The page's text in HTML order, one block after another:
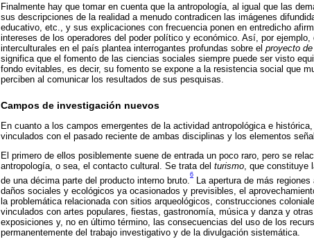
Finalmente hay que tomar en cuenta que la antropología, al igual que las
sus descripciones de la realidad a menudo contradicen las imágenes
educativo, etc., y sus explicaciones con frecuencia ponen en entredicho
intereses de los operadores del poder político y económico. Así, por
interculturales en el país plantea interrogantes profundas sobre el proyecto
significa que el fomento de las ciencias sociales siempre puede ser visto
fondo evitables, es decir, su fomento se expone a la resistencia social que
perciben al comunicar los resultados de sus pesquisas.
Campos de investigación nuevos
En cuanto a los campos emergentes de la actividad antropológica e
vinculados con el pasado reciente de ambas disciplinas y los elementos
El primero de ellos posiblemente suene de entrada un poco raro, pero se
antropología, o sea, el contacto cultural. Se trata del turismo, que constituye
de una décima parte del producto interno bruto.
6
La apertura de más
daños sociales y ecológicos ya ocasionados y previsibles, el
la problemática relacionada con sitios arqueológicos, construcciones
vinculados con artes populares, fiestas, gastronomía, música y danza y
exposiciones y, no en último término, las consecuencias del uso de los
permanentemente del trabajo investigativo y de la divulgación sistemática.